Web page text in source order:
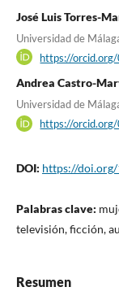
José Luis Torres-
Universidad de
https://
Andrea Castro-
Universidad de
https://
DOI: https://doi.org/
Palabras clave:
televisión, ficción,
Resumen